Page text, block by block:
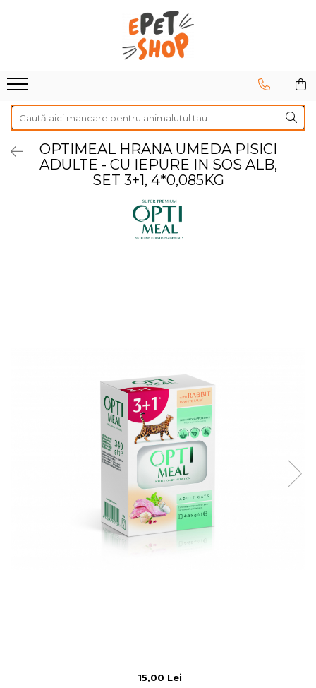
Hrana uscata
Recompense
Accesorii caini
Lese si zgarzi
Hrana uscata
Recompense
Asternut igienic
Accesorii pisici
Ansambluri de joaca, sisaluri
OPTIMEAL HRANA UMEDA PISICI
ADULTE - CU IEPURE IN SOS ALB,
SET 3+1, 4*0,085KG
15,00 Lei